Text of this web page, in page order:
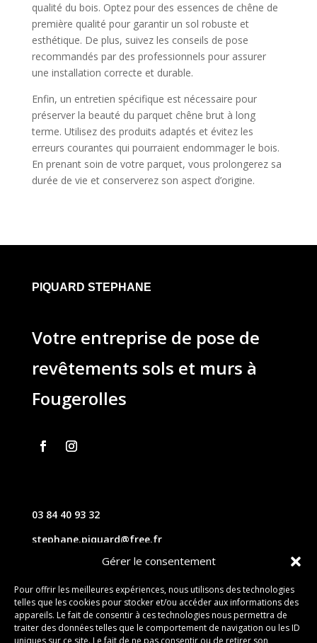
Gérer le consentement
Pour offrir les meilleures expériences, nous utilisons des technologies
telles que les cookies pour stocker et/ou accéder aux informations des
appareils. Le fait de consentir à ces technologies nous permettra de
traiter des données telles que le comportement de navigation ou les ID
uniques sur ce site. Le fait de ne pas consentir ou de retirer son
qualité du bois. Optez pour des essences de chêne de
première qualité pour garantir un sol robuste et
esthétique. De plus, suivez les conseils de pose
recommandés par des professionnels pour assurer
une installation correcte et durable.
Enfin, un entretien spécifique est nécessaire pour
préserver la beauté du parquet chêne brut à long
terme. Utilisez des produits adaptés et évitez les
erreurs courantes qui pourraient endommager le bois.
En prenant soin de votre parquet, vous prolongerez sa
durée de vie et conserverez son aspect d’origine.
PIQUARD STEPHANE
Votre entreprise de pose de
revêtements sols et murs à
Fougerolles
03 84 40 93 32
stephane.piquard@free.fr
61 les chavannes – 70220 FOUGEROLLES
Contact